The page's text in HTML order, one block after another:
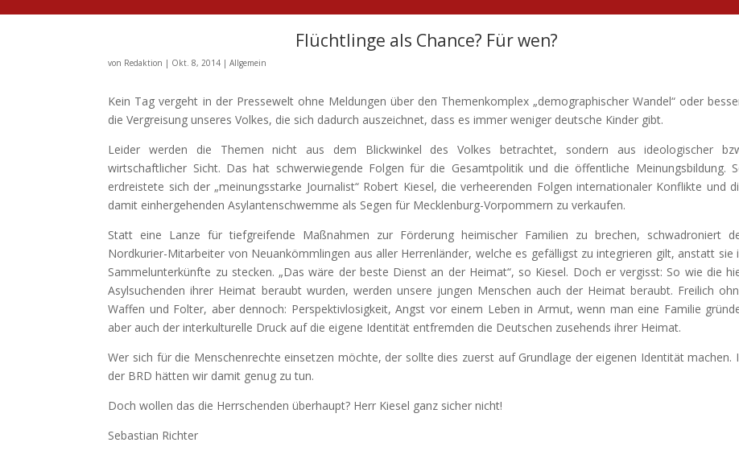
Flüchtlinge als Chance? Für wen?
von Redaktion | Okt. 8, 2014 |Allgemein
Kein Tag vergeht in der Pressewelt ohne Meldungen über den Themenkomplex „demographischer Wandel“ oder
die Vergreisung unseres Volkes, die sich dadurch auszeichnet, dass es immer weniger deutsche Kinder gibt.
Leider werden die Themen nicht aus dem Blickwinkel des Volkes betrachtet, sondern aus ideologischer
wirtschaftlicher Sicht. Das hat schwerwiegende Folgen für die Gesamtpolitik und die öffentliche Meinungsbildung.
erdreistete sich der „meinungsstarke Journalist“ Robert Kiesel, die verheerenden Folgen internationaler Konflikte und
damit einhergehenden Asylantenschwemme als Segen für Mecklenburg-Vorpommern zu verkaufen.
Statt eine Lanze für tiefgreifende Maßnahmen zur Förderung heimischer Familien zu brechen, schwadroniert
Nordkurier-Mitarbeiter von Neuankömmlingen aus aller Herrenländer, welche es gefälligst zu integrieren gilt, anstatt sie
Sammelunterkünfte zu stecken. „Das wäre der beste Dienst an der Heimat“, so Kiesel. Doch er vergisst: So wie die
Asylsuchenden ihrer Heimat beraubt wurden, werden unsere jungen Menschen auch der Heimat beraubt. Freilich
Waffen und Folter, aber dennoch: Perspektivlosigkeit, Angst vor einem Leben in Armut, wenn man eine Familie
aber auch der interkulturelle Druck auf die eigene Identität entfremden die Deutschen zusehends ihrer Heimat.
Wer sich für die Menschenrechte einsetzen möchte, der sollte dies zuerst auf Grundlage der eigenen Identität machen.
der BRD hätten wir damit genug zu tun.
Doch wollen das die Herrschenden überhaupt? Herr Kiesel ganz sicher nicht!
Sebastian Richter